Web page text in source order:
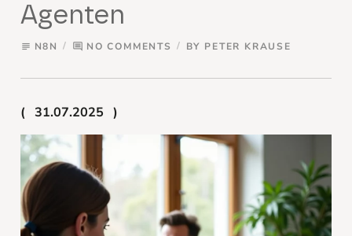
Agenten
subject N8N comment NO COMMENTS BY PETER KRAUSE
31.07.2025